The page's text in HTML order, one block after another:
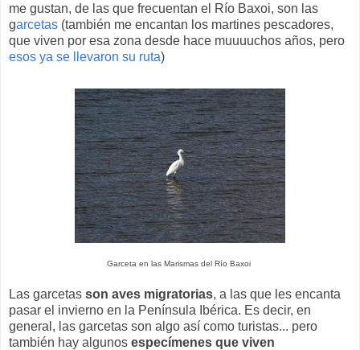
me gustan, de las que frecuentan el Río Baxoi, son las
garcetas (también me encantan los martines pescadores,
que viven por esa zona desde hace muuuuchos años, pero
esos ya se llevaron su ruta)
Garceta en las Marismas del Río Baxoi
Las garcetas son aves migratorias, a las que les encanta
pasar el invierno en la Península Ibérica. Es decir, en
general, las garcetas son algo así como turistas... pero
también hay algunos especímenes que viven